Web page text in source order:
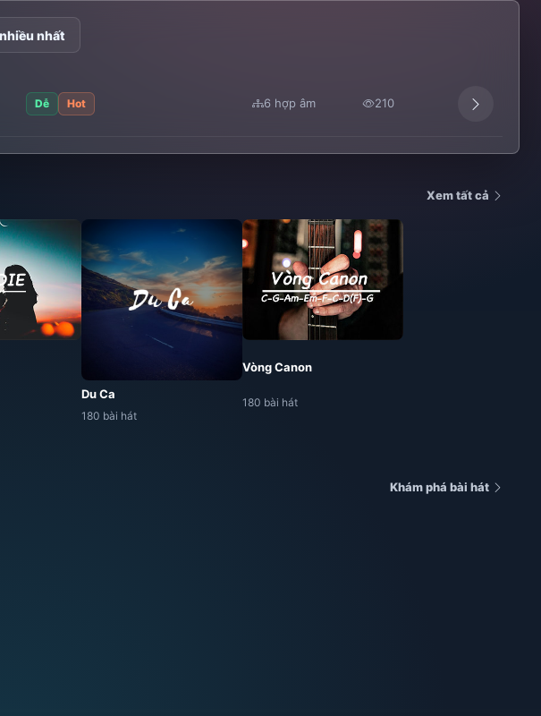
nhất
Dễ Hot 6 hợp âm 210
Xem tất cả
Du Ca
180 bài hát
Vòng Canon
180 bài hát
Khám phá bài hát